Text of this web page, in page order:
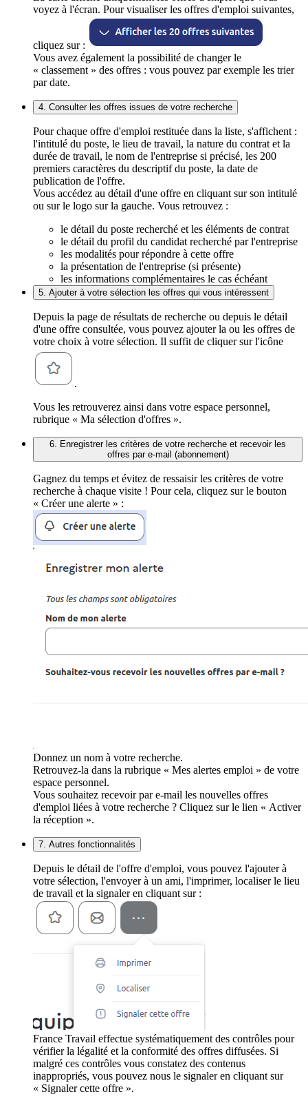
voyez à l'écran. Pour visualiser les offres d'emploi suivantes,
cliquez sur :
Vous avez également la possibilité de changer le
« classement » des offres : vous pouvez par exemple les trier
par date.
4. Consulter les offres issues de votre recherche
Pour chaque offre d'emploi restituée dans la liste, s'affichent :
l'intitulé du poste, le lieu de travail, la nature du contrat et la
durée de travail, le nom de l'entreprise si précisé, les 200
premiers caractères du descriptif du poste, la date de
publication de l'offre.
Vous accédez au détail d'une offre en cliquant sur son intitulé
ou sur le logo sur la gauche. Vous retrouvez :
le détail du poste recherché et les éléments de contrat
le détail du profil du candidat recherché par l'entreprise
les modalités pour répondre à cette offre
la présentation de l'entreprise (si présente)
les informations complémentaires le cas échéant
5. Ajouter à votre sélection les offres qui vous intéressent
Depuis la page de résultats de recherche ou depuis le détail
d'une offre consultée, vous pouvez ajouter la ou les offres de
votre choix à votre sélection. Il suffit de cliquer sur l'icône
.
Vous les retrouverez ainsi dans votre espace personnel,
rubrique « Ma sélection d'offres ».
6. Enregistrer les critères de votre recherche et recevoir les
offres par e-mail (abonnement)
Gagnez du temps et évitez de ressaisir les critères de votre
recherche à chaque visite ! Pour cela, cliquez sur le bouton
« Créer une alerte » :
Donnez un nom à votre recherche.
Retrouvez-la dans la rubrique « Mes alertes emploi » de votre
espace personnel.
Vous souhaitez recevoir par e-mail les nouvelles offres
d'emploi liées à votre recherche ? Cliquez sur le lien « Activer
la réception ».
7. Autres fonctionnalités
Depuis le détail de l'offre d'emploi, vous pouvez l'ajouter à
votre sélection, l'envoyer à un ami, l'imprimer, localiser le lieu
de travail et la signaler en cliquant sur :
France Travail effectue systématiquement des contrôles pour
vérifier la légalité et la conformité des offres diffusées. Si
malgré ces contrôles vous constatez des contenus
inappropriés, vous pouvez nous le signaler en cliquant sur
« Signaler cette offre ».